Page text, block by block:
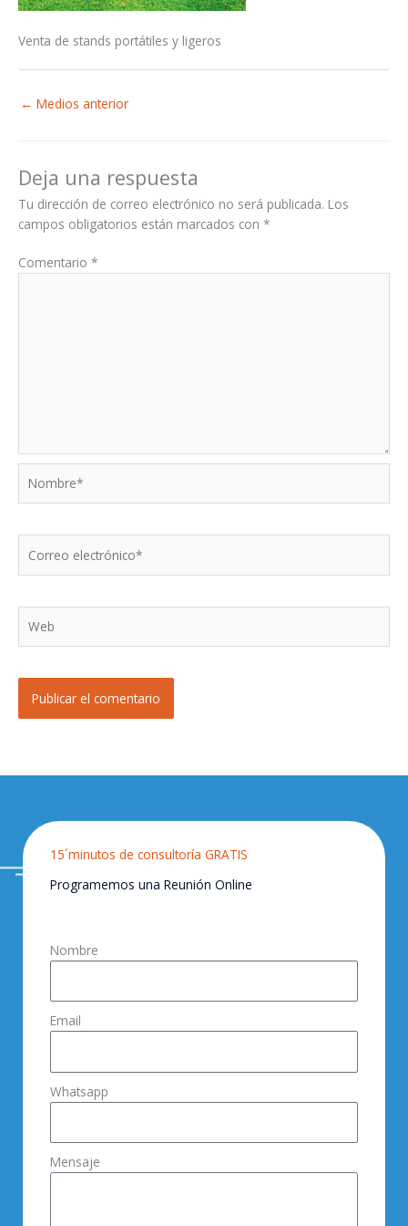
Venta de stands portátiles y ligeros
← Medios anterior
Deja una respuesta
Tu dirección de correo electrónico no será publicada. Los
campos obligatorios están marcados con *
Comentario *
electrónico*
15´minutos de consultoría GRATIS
Programemos una Reunión Online
Nombre
Email
Whatsapp
Mensaje